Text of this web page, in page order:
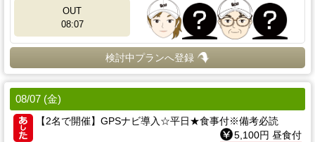
OUT
08:07
検討中プランへ登録
08/07 (金)
【2名で開催】GPSナビ導入☆平日★食事付※備考必読
5,100円 昼食付